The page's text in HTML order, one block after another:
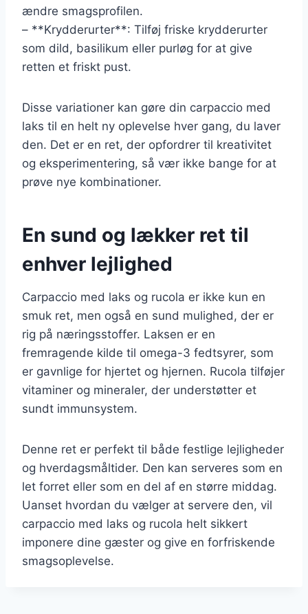
ændre smagsprofilen.
– **Krydderurter**: Tilføj friske krydderurter
som dild, basilikum eller purløg for at give
retten et friskt pust.
Disse variationer kan gøre din carpaccio med
laks til en helt ny oplevelse hver gang, du laver
den. Det er en ret, der opfordrer til kreativitet
og eksperimentering, så vær ikke bange for at
prøve nye kombinationer.
En sund og lækker ret til
enhver lejlighed
Carpaccio med laks og rucola er ikke kun en
smuk ret, men også en sund mulighed, der er
rig på næringsstoffer. Laksen er en
fremragende kilde til omega-3 fedtsyrer, som
er gavnlige for hjertet og hjernen. Rucola tilføjer
vitaminer og mineraler, der understøtter et
sundt immunsystem.
Denne ret er perfekt til både festlige lejligheder
og hverdagsmåltider. Den kan serveres som en
let forret eller som en del af en større middag.
Uanset hvordan du vælger at servere den, vil
carpaccio med laks og rucola helt sikkert
imponere dine gæster og give en forfriskende
smagsoplevelse.